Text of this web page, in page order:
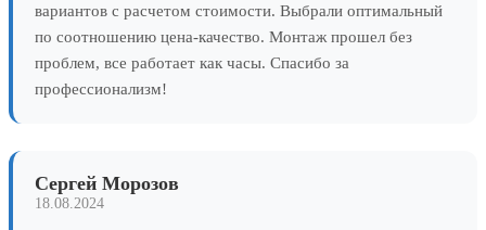
вариантов с расчетом стоимости. Выбрали оптимальный
по соотношению цена-качество. Монтаж прошел без
проблем, все работает как часы. Спасибо за
профессионализм!
Сергей Морозов
18.08.2024